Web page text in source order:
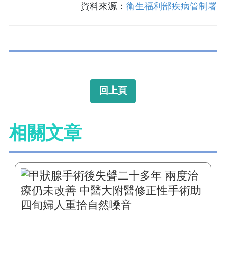
資料來源： 衛生福利部疾病管制署
回上頁
相關文章